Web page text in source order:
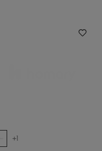
+1